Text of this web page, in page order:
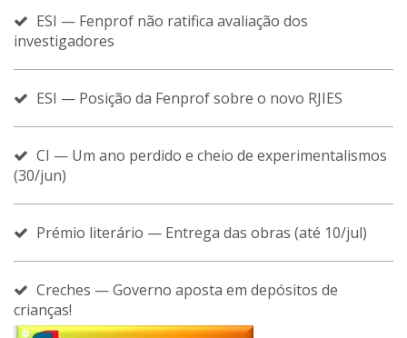
ESI — Fenprof não ratifica avaliação dos
investigadores
ESI — Posição da Fenprof sobre o novo RJIES
CI — Um ano perdido e cheio de experimentalismos
(30/jun)
Prémio literário — Entrega das obras (até 10/jul)
Creches — Governo aposta em depósitos de
crianças!